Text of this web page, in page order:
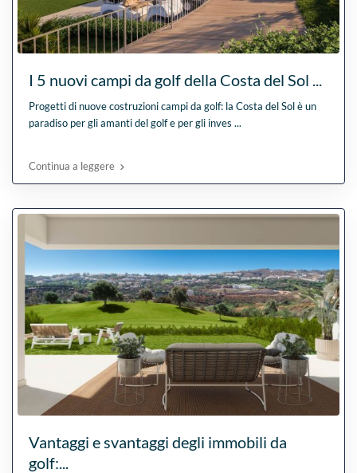
I 5 nuovi campi da golf della Costa del Sol ...
Progetti di nuove costruzioni campi da golf: la Costa del Sol è un
paradiso per gli amanti del golf e per gli inves...
Continua a leggere
Vantaggi e svantaggi degli immobili da
golf:...